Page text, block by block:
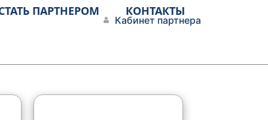
Кабинет партнера
ПАРТНЕРОМ КОНТАКТЫ